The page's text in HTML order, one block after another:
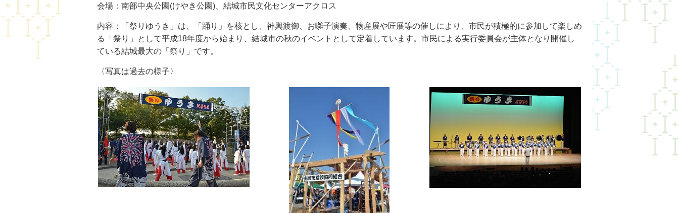
会場：南部中央公園(けやき公園)、結城市民文化センターアクロス
内容：「祭りゆうき」は、「踊り」を核とし、神輿渡御、お囃子演奏、物産展や匠展等の催しにより、市民が積極的に参加して楽しめ
る「祭り」として平成18年度から始まり、結城市の秋のイベントとして定着しています。市民による実行委員会が主体となり開催し
ている結城最大の「祭り」です。
〈写真は過去の様子〉